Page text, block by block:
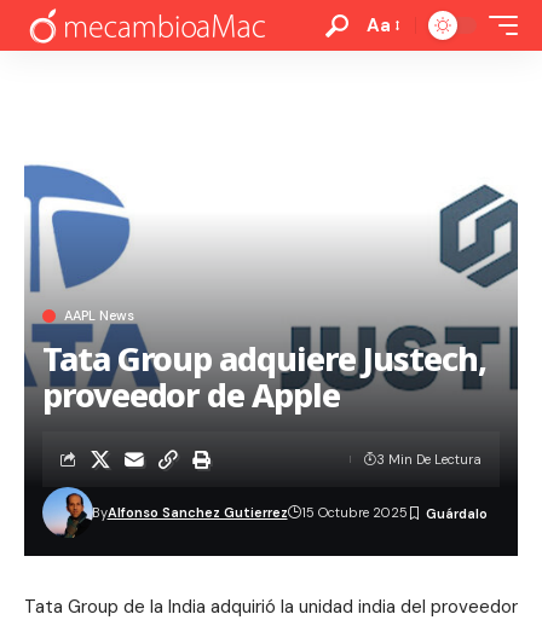
Aa
AAPL News
Tata Group adquiere Justech,
proveedor de Apple
ByAlfonso Sanchez Gutierrez 15 Octubre 2025
3 Min De Lectura
Tata Group de la India adquirió la unidad india del proveedor